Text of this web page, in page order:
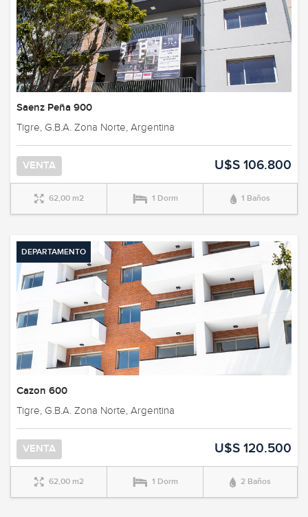
Saenz Peña 900
Tigre, G.B.A. Zona Norte, Argentina
VENTA U$S 106.800
62,00 m2 1 Dorm 1 Baños
DEPARTAMENTO
Cazon 600
Tigre, G.B.A. Zona Norte, Argentina
VENTA U$S 120.500
62,00 m2 1 Dorm 2 Baños